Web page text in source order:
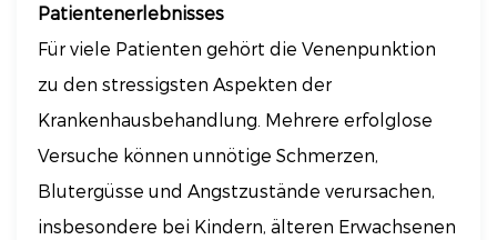
Patientenerlebnisses
Für viele Patienten gehört die Venenpunktion
zu den stressigsten Aspekten der
Krankenhausbehandlung. Mehrere erfolglose
Versuche können unnötige Schmerzen,
Blutergüsse und Angstzustände verursachen,
insbesondere bei Kindern, älteren Erwachsenen